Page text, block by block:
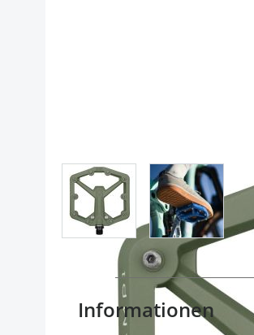
View larger image
View
Informationen